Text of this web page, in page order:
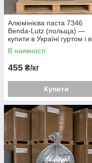
Алюмінієва паста 7346
Benda-Lutz (польща) —
купити в Україні гуртом і в
роздріб
В наявності
455 ₴/кг
Купити